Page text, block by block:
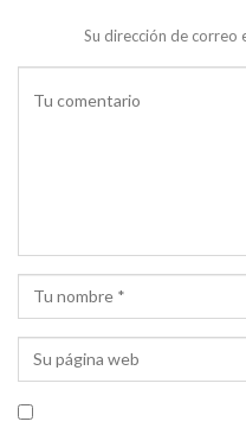
Su dirección de correo